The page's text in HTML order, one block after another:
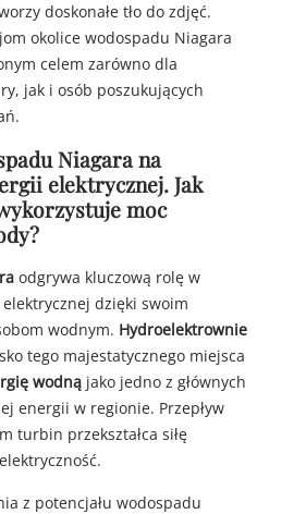
doskonałe tło do zdjęć.
okolice wodospadu Niagara
celem zarówno dla
jak i osób poszukujących
Niagara na
elektrycznej. Jak
moc
odgrywa kluczową rolę w
dzięki swoim
wodnym. Hydroelektrownie
tego majestatycznego miejsca
wodną jako jedno z głównych
energii w regionie. Przepływ
turbin przekształca siłę
z potencjału wodospadu